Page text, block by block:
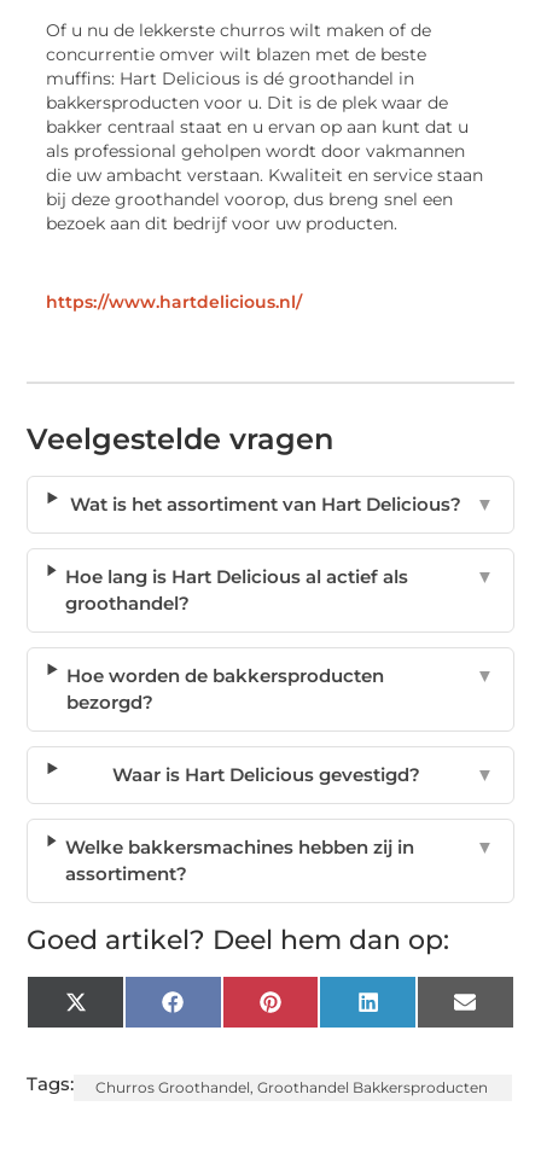
Of u nu de lekkerste churros wilt maken of de
concurrentie omver wilt blazen met de beste
muffins: Hart Delicious is dé groothandel in
bakkersproducten voor u. Dit is de plek waar de
bakker centraal staat en u ervan op aan kunt dat u
als professional geholpen wordt door vakmannen
die uw ambacht verstaan. Kwaliteit en service staan
bij deze groothandel voorop, dus breng snel een
bezoek aan dit bedrijf voor uw producten.
https://www.hartdelicious.nl/
Veelgestelde vragen
Wat is het assortiment van Hart Delicious? ▼
Hoe lang is Hart Delicious al actief als
groothandel?
▼
Hoe worden de bakkersproducten
bezorgd?
▼
Waar is Hart Delicious gevestigd? ▼
Welke bakkersmachines hebben zij in
assortiment?
▼
Goed artikel? Deel hem dan op:
X
(Twitter)
FacebookPinterest LinkedIn Email
Tags: Churros Groothandel,Groothandel Bakkersproducten